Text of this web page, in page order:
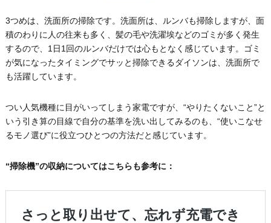
3つめは、洗面所の掃除です。洗面所は、ルンバも掃除しますが、面
積のわりに人の往来も多く、髪の毛や洗濯埃などのゴミが多く発生
するので、1日1回のルンバだけでは心もとなく感じています。ゴミ
が気になったタイミングでサッと掃除できるダイソンは、洗面所で
も活躍しています。
つい人気機種に目がいってしまう家電ですが、“やりたくないこと”と
いう引き算の目線で自分の基準を洗い出してみるのも、“使いこなせ
るモノ選び”に役立つひとつの方法だと感じています。
“掃除機”の収納についてはこちらも参考に：